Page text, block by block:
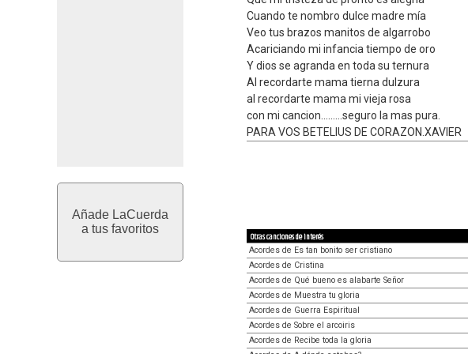
Añade LaCuerda
a tus favoritos
Cuando te nombro dulce madre mía
Veo tus brazos manitos de algarrobo
Acariciando mi infancia tiempo de oro
Y dios se agranda en toda su ternura
Al recordarte mama tierna dulzura
al recordarte mama mi vieja rosa
con mi cancion.........seguro la mas pura.
PARA VOS BETELIUS DE CORAZON.XAVIER
Otras canciones de interés
Acordes de Es tan bonito ser cristiano
Acordes de Cristina
Acordes de Qué bueno es alabarte Señor
Acordes de Muestra tu gloria
Acordes de Guerra Espiritual
Acordes de Sobre el arcoiris
Acordes de Recibe toda la gloria